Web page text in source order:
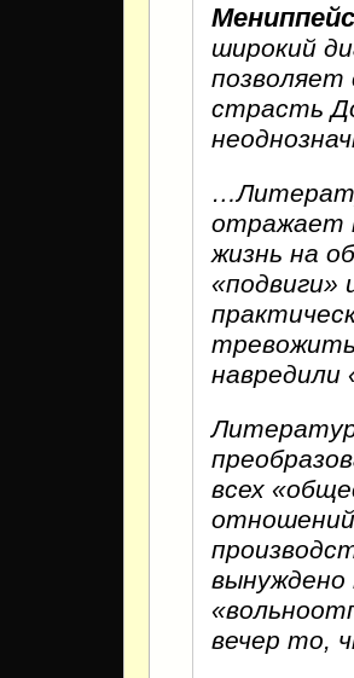
широкий
позволяет
страсть
отражает
жизнь на
«подвиги»
навредили
всех
вечер то,